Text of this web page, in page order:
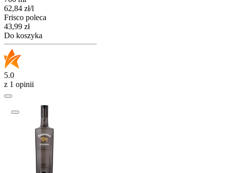
62,84 zł/l
Frisco poleca
Cena
43,99 zł
Do koszyka
5.0
z 1 opinii